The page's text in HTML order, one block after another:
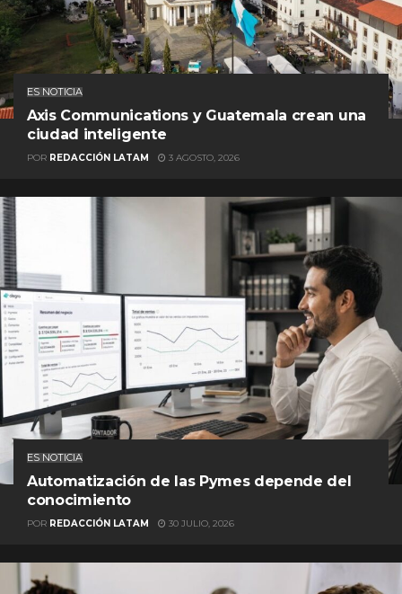
ES NOTICIA
Axis Communications y Guatemala crean una
ciudad inteligente
POR REDACCIÓN LATAM 3 AGOSTO, 2026
ES NOTICIA
Automatización de las Pymes depende del
conocimiento
POR REDACCIÓN LATAM 30 JULIO, 2026